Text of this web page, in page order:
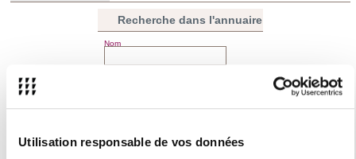
Utilisation responsable de vos données
Recherche dans l'annuaire
Nom
Type de population
Fonction